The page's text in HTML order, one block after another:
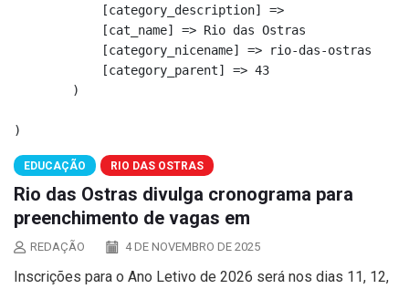
            [category_description] =>
            [cat_name] => Rio das Ostras
            [category_nicename] => rio-das-ostras
            [category_parent] => 43
        )
EDUCAÇÃO RIO DAS OSTRAS
Rio das Ostras divulga cronograma para
preenchimento de vagas em
REDAÇÃO 4 DE NOVEMBRO DE 2025
Inscrições para o Ano Letivo de 2026 será nos dias 11, 12,